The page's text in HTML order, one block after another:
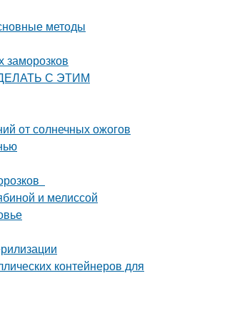
методы
заморозков
С ЭТИМ
от солнечных ожогов
и мелиссой
контейнеров для